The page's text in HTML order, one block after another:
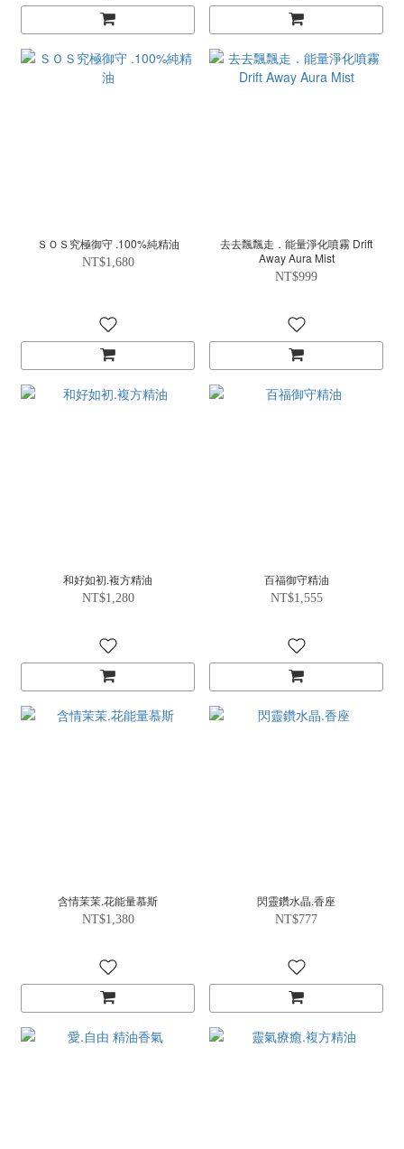
ＳＯＳ究極御守 .100%純精油
NT$1,680
去去飄飄走．能量淨化噴霧 Drift
Away Aura Mist
NT$999
和好如初.複方精油
NT$1,280
百福御守精油
NT$1,555
含情茉茉.花能量慕斯
NT$1,380
閃靈鑽水晶.香座
NT$777